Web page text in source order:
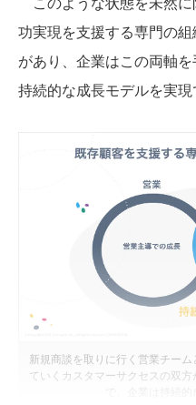
功実現を支援する専門の
があり、企業はこの両軸を
持続的な成長モデルを実現
新規商談を取りに行く営業チーム
ていくカスタマーサクセスの双